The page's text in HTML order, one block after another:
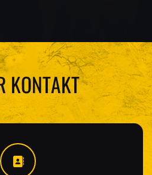
KONTAKT